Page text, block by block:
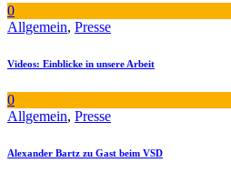
0
Allgemein, Presse
Videos: Einblicke in unsere Arbeit
0
Allgemein, Presse
Alexander Bartz zu Gast beim VSD